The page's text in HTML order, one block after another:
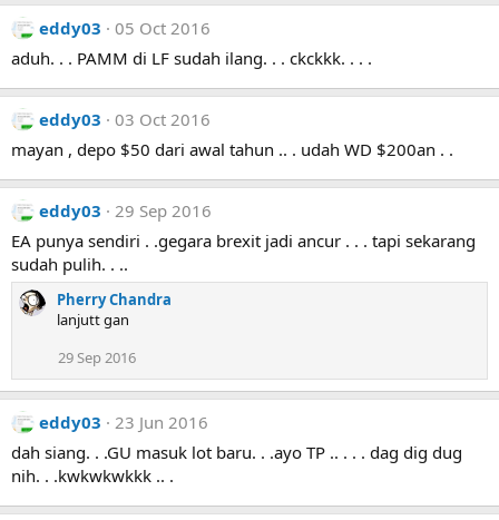
eddy03
05 Oct 2016
aduh. . . PAMM di LF sudah ilang. . . ckckkk. . . .
eddy03
03 Oct 2016
mayan , depo $50 dari awal tahun .. . udah WD $200an . .
eddy03
29 Sep 2016
EA punya sendiri . .gegara brexit jadi ancur . . . tapi sekarang
sudah pulih. . ..
Pherry Chandra
lanjutt gan
29 Sep 2016
eddy03
23 Jun 2016
dah siang. . .GU masuk lot baru. . .ayo TP .. . . . dag dig dug
nih. . .kwkwkwkkk .. .